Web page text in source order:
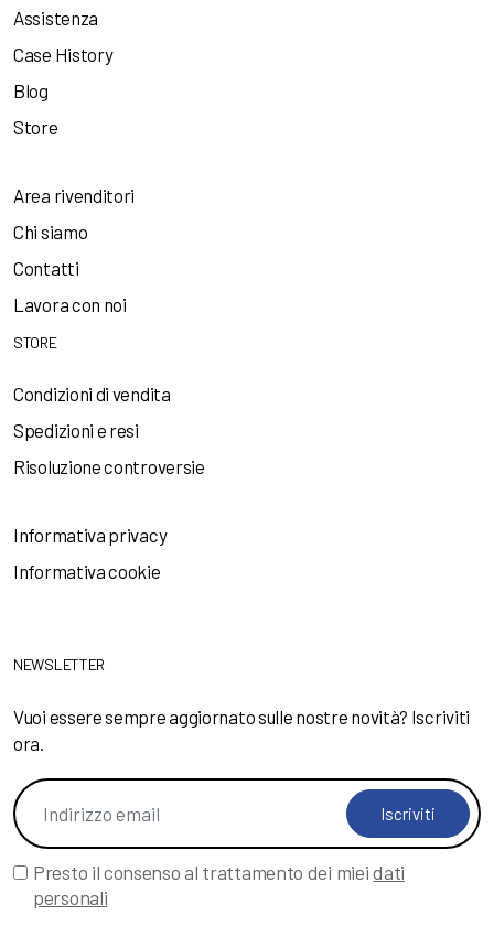
Assistenza
Case History
Blog
Store
Area rivenditori
Chi siamo
Contatti
Lavora con noi
STORE
Condizioni di vendita
Spedizioni e resi
Risoluzione controversie
Informativa privacy
Informativa cookie
NEWSLETTER
Vuoi essere sempre aggiornato sulle nostre novità? Iscriviti
ora.
Iscriviti
Presto il consenso al trattamento dei mieidati
personali